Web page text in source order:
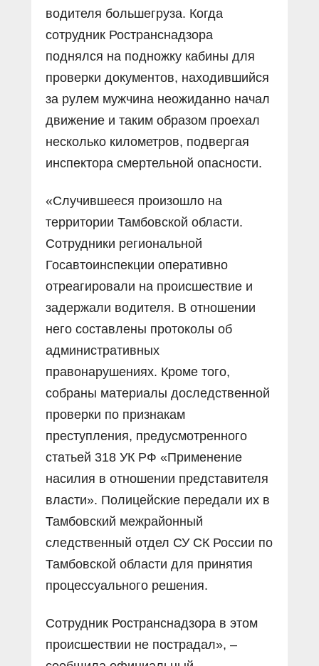
водителя большегруза. Когда
сотрудник Ространснадзора
поднялся на подножку кабины для
проверки документов, находившийся
за рулем мужчина неожиданно начал
движение и таким образом проехал
несколько километров, подвергая
инспектора смертельной опасности.
«Случившееся произошло на
территории Тамбовской области.
Сотрудники региональной
Госавтоинспекции оперативно
отреагировали на происшествие и
задержали водителя. В отношении
него составлены протоколы об
административных
правонарушениях. Кроме того,
собраны материалы доследственной
проверки по признакам
преступления, предусмотренного
статьей 318 УК РФ «Применение
насилия в отношении представителя
власти». Полицейские передали их в
Тамбовский межрайонный
следственный отдел СУ СК России по
Тамбовской области для принятия
процессуального решения.
Сотрудник Ространснадзора в этом
происшествии не пострадал», –